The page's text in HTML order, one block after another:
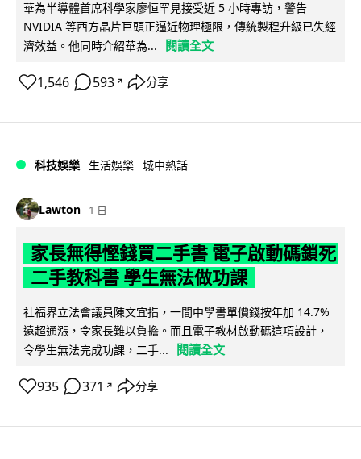
華為半導體首席科學家廖恒罕見接受近 5 小時專訪，警告
NVIDIA 等西方晶片巨頭正逼近物理極限，傳統製程升級已失經
濟效益。他同時介紹華為...
閱讀全文
1,546 593 ↗ 分享
科技娛樂 生活娛樂 城中熱話
Lawton 1 日
家長無得慳錢買二手書 電子啟動碼鎖死
二手教科書 學生無法做功課
社福界立法會議員陳文宜指，一間中學書單價錢按年加 14.7%
遠超通漲，令家長難以負擔。而且電子教材啟動碼這項設計，
令學生無法完成功課，二手...
閱讀全文
935 371 ↗ 分享